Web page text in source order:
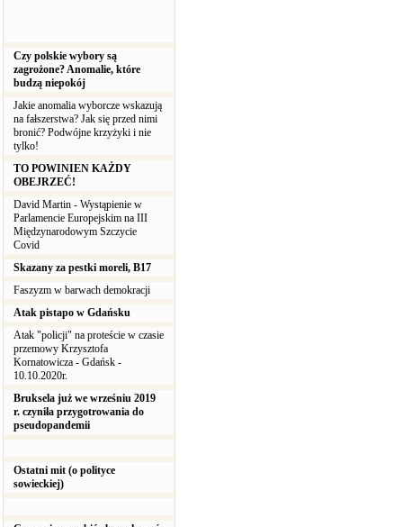
Czy polskie wybory są
zagrożone? Anomalie, które
budzą niepokój
Jakie anomalia wyborcze wskazują
na fałszerstwa? Jak się przed nimi
bronić? Podwójne krzyżyki i nie
tylko!
TO POWINIEN KAŻDY
OBEJRZEĆ!
David Martin - Wystąpienie w
Parlamencie Europejskim na III
Międzynarodowym Szczycie
Covid
Skazany za pestki moreli, B17
Faszyzm w barwach demokracji
Atak pistapo w Gdańsku
Atak "policji" na proteście w czasie
przemowy Krzysztofa
Kornatowicza - Gdańsk -
10.10.2020r.
Bruksela już we wrześniu 2019
r. czyniła przygotrowania do
pseudopandemii
Ostatni mit (o polityce
sowieckiej)